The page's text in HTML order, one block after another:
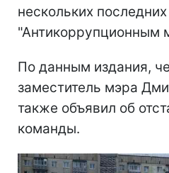
нескольких
"Антикоррупционным
По данным издания,
заместитель мэра
также объявил об
команды.